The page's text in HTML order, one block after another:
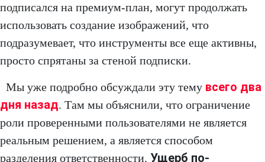
подписался на премиум-план, могут продолжать
использовать создание изображений, что
подразумевает, что инструменты все еще активны,
просто спрятаны за стеной подписки.
Мы уже подробно обсуждали эту тему всего два
дня назад. Там мы объяснили, что ограничение
роли проверенными пользователями не является
реальным решением, а является способом
разделения ответственности. Ущерб по-